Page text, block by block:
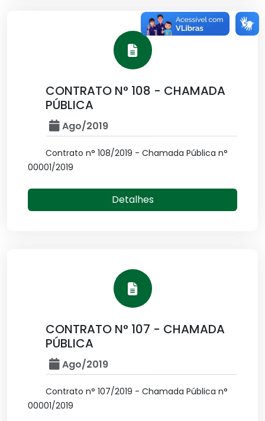
CONTRATO N° 108 - CHAMADA
PÚBLICA
Ago/2019
Contrato n° 108/2019 - Chamada Pública n°
00001/2019
Detalhes
CONTRATO N° 107 - CHAMADA
PÚBLICA
Ago/2019
Contrato n° 107/2019 - Chamada Pública n°
00001/2019